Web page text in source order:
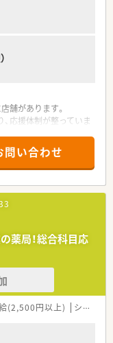
舗があります。
応援体制が整っていま
情報の提供など
ます。
の薬局・ドラッグスト
がら、豊富な求人情報
地のエリア情報に精
たします。
ラブ利用可能・特別休
。
ナーへの参加無料・
問い合わせ
薬局！総合科目応
(2,500円以上) シフト制